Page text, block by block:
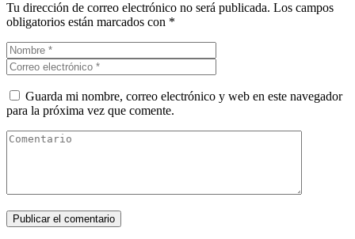
Tu dirección de correo electrónico no será publicada. Los campos
obligatorios están marcados con *
Guarda mi nombre, correo electrónico y web en este navegador
para la próxima vez que comente.